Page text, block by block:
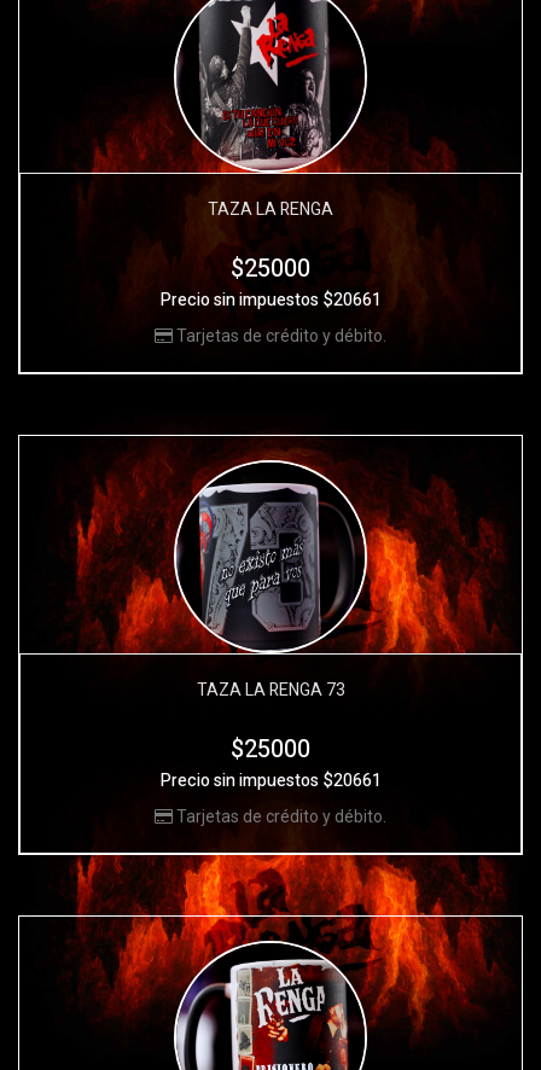
TAZA LA RENGA
$25000
Precio sin impuestos $20661
Tarjetas de crédito y débito.
TAZA LA RENGA 73
$25000
Precio sin impuestos $20661
Tarjetas de crédito y débito.